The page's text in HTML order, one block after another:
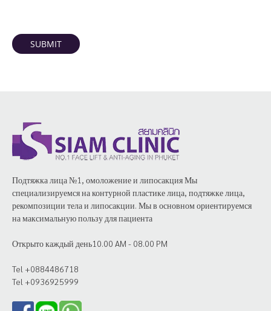
SUBMIT
Подтяжка лица №1, омоложение и липосакция Мы
специализируемся на контурной пластике лица, подтяжке лица,
рекомпозиции тела и липосакции. Мы в основном ориентируемся
на максимальную пользу для пациента
Открыто каждый день10.00 AM - 08.00 PM
Tel +0884486718
Tel +0936925999